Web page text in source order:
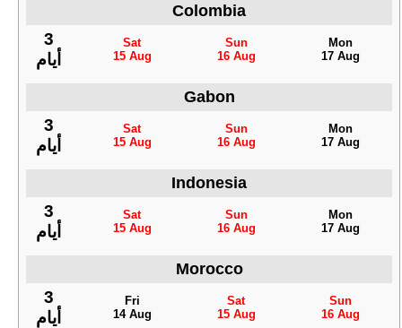
Colombia
3
أيام
Sat
15 Aug
Sun
16 Aug
Mon
17 Aug
Gabon
3
أيام
Sat
15 Aug
Sun
16 Aug
Mon
17 Aug
Indonesia
3
أيام
Sat
15 Aug
Sun
16 Aug
Mon
17 Aug
Morocco
3
أيام
Fri
14 Aug
Sat
15 Aug
Sun
16 Aug